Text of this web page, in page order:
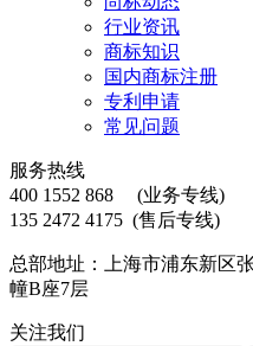
行业资讯
商标知识
国内商标注册
专利申请
常见问题
服务热线
400 1552 868
(业务专线)
135 2472 4175 (售后专线)
总部地址：上海市浦东新区
幢B座7层
关注我们